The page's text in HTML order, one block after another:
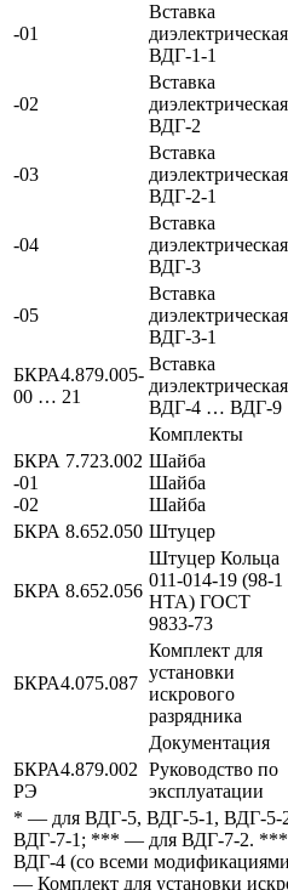
-01
Вставка
диэлектрическая
ВДГ-1-1
-02
Вставка
диэлектрическая
ВДГ-2
-03
Вставка
диэлектрическая
ВДГ-2-1
-04
Вставка
диэлектрическая
ВДГ-3
-05
Вставка
диэлектрическая
ВДГ-3-1
БКРА4.879.005-
00 … 21
Вставка
диэлектрическая
ВДГ-4 … ВДГ-9
Комплекты
БКРА 7.723.002
-01
-02
Шайба
Шайба
Шайба
БКРА 8.652.050 Штуцер
БКРА 8.652.056
Штуцер Кольца
011-014-19 (98-1
НТА) ГОСТ
9833-73
БКРА4.075.087
Комплект для
установки
искрового
разрядника
Документация
БКРА4.879.002
РЭ
Руководство по
эксплуатации
* — для ВДГ-5, ВДГ-5-1, ВДГ-
ВДГ-7-1; *** — для ВДГ-7-2.
ВДГ-4 (со всеми
— Комплект для установки